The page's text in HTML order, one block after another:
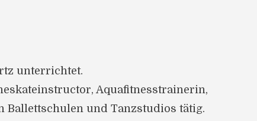
unterrichtet.
Aquafitnesstrainerin,
Ballettschulen und Tanzstudios tätig.